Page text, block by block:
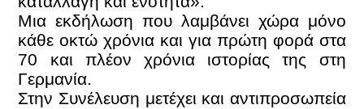
Μια εκδήλωση που λαμβάνει χώρα μόνο
κάθε οκτώ χρόνια και για πρώτη φορά στα
70 και πλέον χρόνια ιστορίας της στη
Γερμανία.
Στην Συνέλευση μετέχει και αντιπροσωπεία